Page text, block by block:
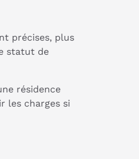
précises, plus
statut de
résidence
les charges si